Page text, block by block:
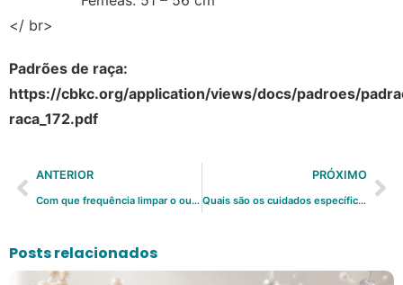
</ br>
Padrões de raça:
https://cbkc.org/application/views/docs/padroes/
raca_172.pdf
ANTERIOR
Com que frequência limpar o ouvido do seu cão?
PRÓXIMO
Quais são os cuidados específicos com cadelas gestantes?
Posts relacionados